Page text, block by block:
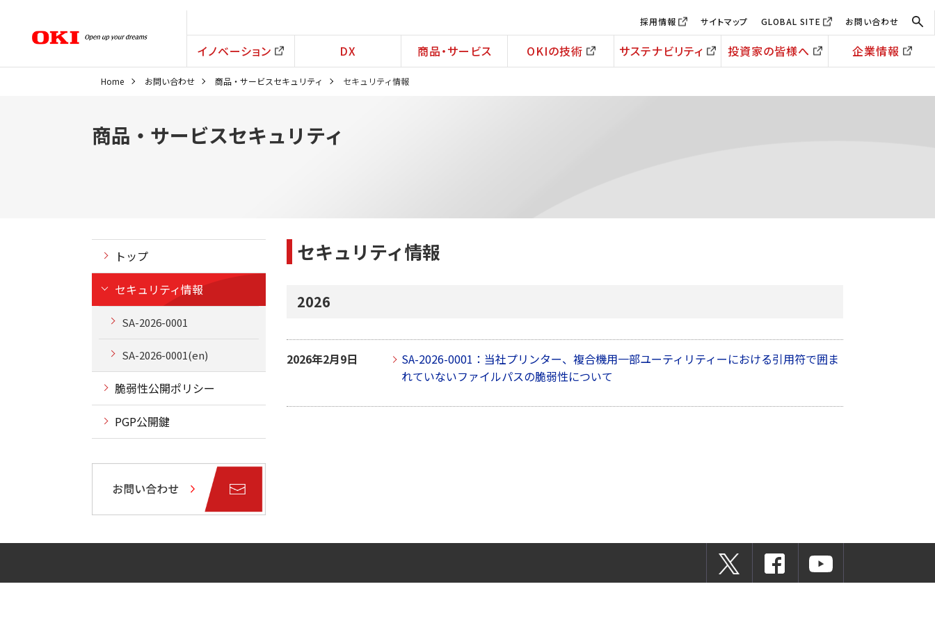
採用情報 サイトマップ GLOBAL SITE お問い合わせ
イノベーション DX 商品・サービス OKIの技術 サステナビリティ 投資家の皆様へ 企業情報
Home お問い合わせ 商品・サービスセキュリティ セキュリティ情報
商品・サービスセキュリティ
セキュリティ情報
2026
2026年2月9日
SA-2026-0001：当社プリンター、複合機用一部ユーティリティーにおける引用符で囲ま
れていないファイルパスの脆弱性について
トップ
セキュリティ情報
SA-2026-0001
SA-2026-0001(en)
脆弱性公開ポリシー
PGP公開鍵